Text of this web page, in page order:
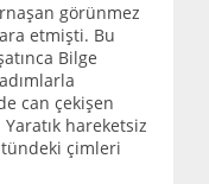
görünmez
etmişti. Bu
Bilge
can çekişen
hareketsiz
çimleri